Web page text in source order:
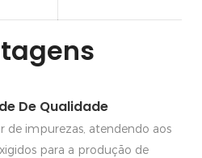
De Qualidade
de impurezas, atendendo aos
para a produção de